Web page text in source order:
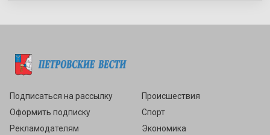
Подписаться на рассылку
Оформить подписку
Рекламодателям
Происшествия
Спорт
Экономика
Подписаться